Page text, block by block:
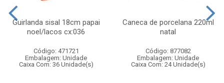
Guirlanda sisal 18cm papai
noel/lacos cx:036
Código: 471721
Embalagem: Unidade
Caixa Com: 36 Unidade(s)
Caneca de porcelana 220ml
natal
Código: 877082
Embalagem: Unidade
Caixa Com: 24 Unidade(s)